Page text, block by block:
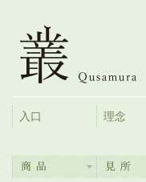
入口 理念